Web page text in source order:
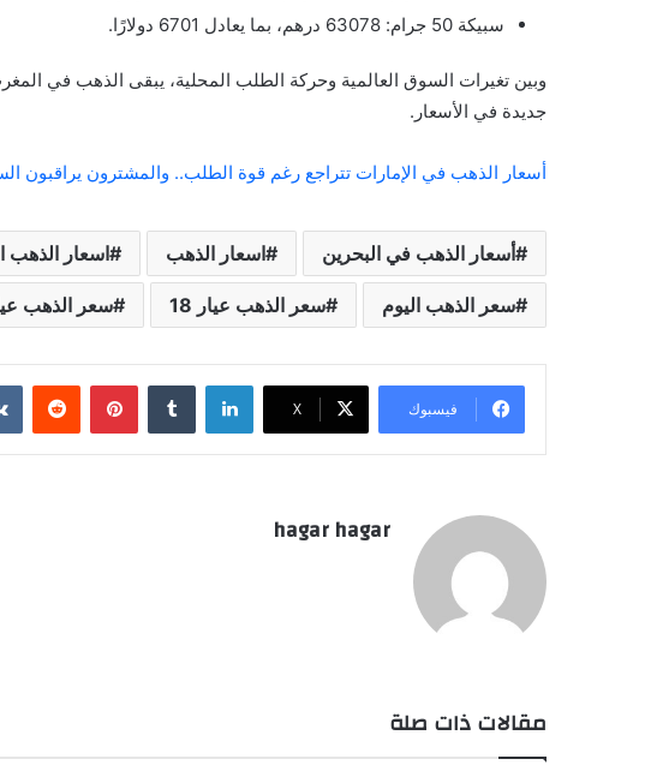
سبيكة 50 جرام: 63078 درهم، بما يعادل 6701 دولارًا.
وبين تغيرات السوق العالمية وحركة الطلب المحلية، يبقى الذهب في
جديدة في الأسعار.
أسعار الذهب في الإمارات تتراجع رغم قوة الطلب.. والمشترون يراقبون
أسعار الذهب في البحرين اسعار الذهب اسعار الذهب
سعر الذهب اليوم سعر الذهب عيار 18 سعر الذهب عيار
فيسبوك ‫X
لينكدإن بينتيريست
hagar hagar
مقالات ذات صلة